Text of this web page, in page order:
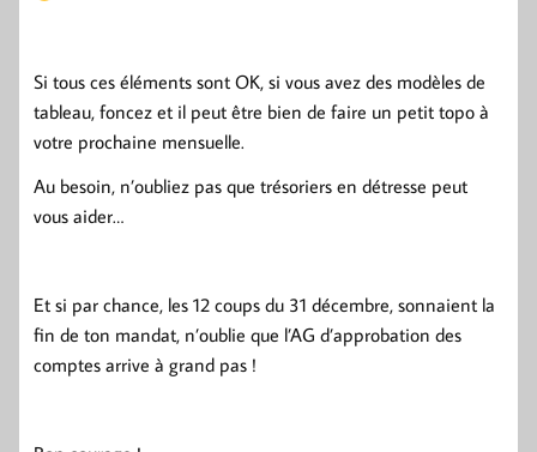
Si tous ces éléments sont OK, si vous avez des modèles de
tableau, foncez et il peut être bien de faire un petit topo à
votre prochaine mensuelle.
Au besoin, n’oubliez pas que trésoriers en détresse peut
vous aider…
Et si par chance, les 12 coups du 31 décembre, sonnaient la
fin de ton mandat, n’oublie que l’AG d’approbation des
comptes arrive à grand pas !